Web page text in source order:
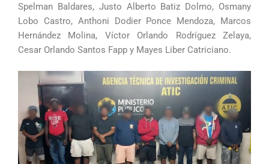
Spelman Baldares, Justo Alberto Batiz Dolmo, Osmany
Lobo Castro, Anthoni Dodier Ponce Mendoza, Marcos
Hernández Molina, Víctor Orlando Rodríguez Zelaya,
Cesar Orlando Santos Fapp y Mayes Liber Catriciano.